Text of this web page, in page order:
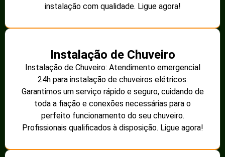
instalação com qualidade. Ligue agora!
Instalação de Chuveiro
Instalação de Chuveiro: Atendimento emergencial
24h para instalação de chuveiros elétricos.
Garantimos um serviço rápido e seguro, cuidando de
toda a fiação e conexões necessárias para o
perfeito funcionamento do seu chuveiro.
Profissionais qualificados à disposição. Ligue agora!